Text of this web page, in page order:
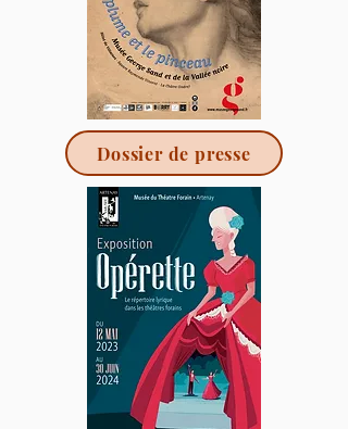
Dossier de presse